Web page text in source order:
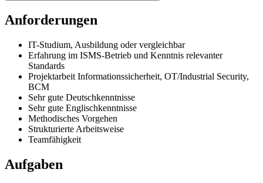
Anforderungen
IT-Studium, Ausbildung oder vergleichbar
Erfahrung im ISMS-Betrieb und Kenntnis relevanter
Standards
Projektarbeit Informationssicherheit, OT/Industrial Security,
BCM
Sehr gute Deutschkenntnisse
Sehr gute Englischkenntnisse
Methodisches Vorgehen
Strukturierte Arbeitsweise
Teamfähigkeit
Aufgaben